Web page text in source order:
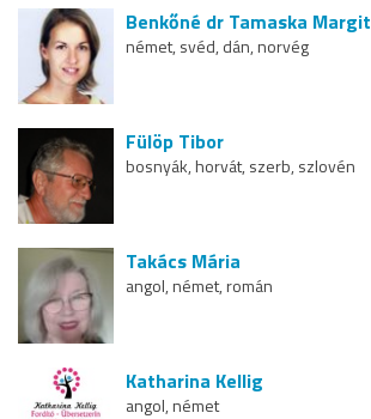
Benkőné dr Tamaska Margit
német, svéd, dán, norvég
Fülöp Tibor
bosnyák, horvát, szerb, szlovén
Takács Mária
angol, német, román
Katharina Kellig
angol, német